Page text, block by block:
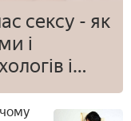
сексу - як
і
і
чому